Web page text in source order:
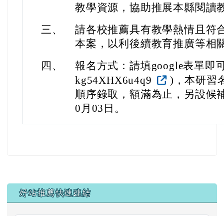
教學資源，協助推展本縣閱讀
三、
請各校推薦具有教學熱情且符
本案，以利後續教育推廣等相
四、
報名方式：請填google表單即
kg54XHX6u4q9
)，本研習
順序錄取，額滿為止，另設候
0月03日。
左邊區域內容
好站推薦快速連結